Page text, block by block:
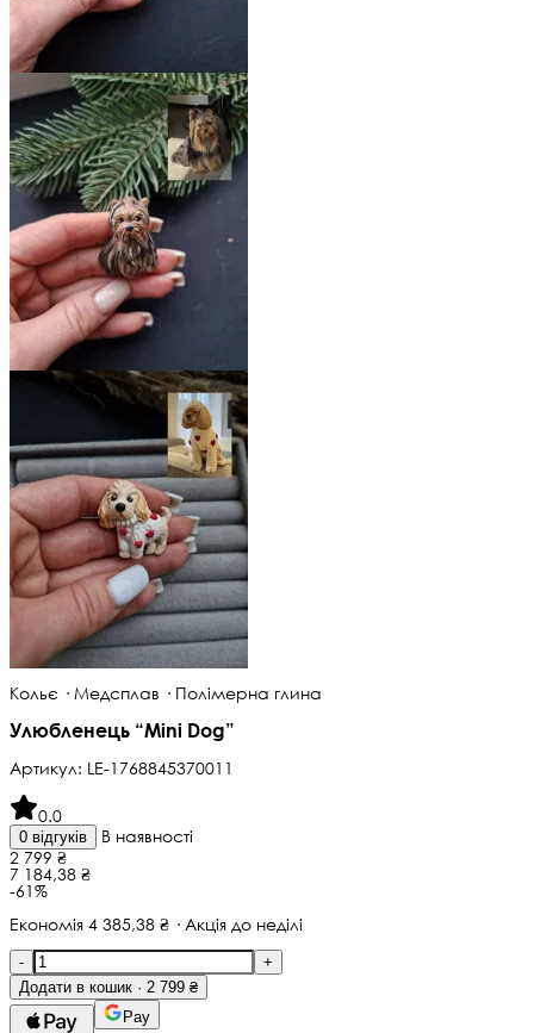
Кольє · Медсплав · Полімерна глина
Улюбленець “Mini Dog”
Артикул: LE-1768845370011
0.0
0 відгуків
В наявності
2 799 ₴
7 184,38 ₴
-61%
Економія 4 385,38 ₴ · Акція до неділі
-
+
Додати в кошик · 2 799 ₴
Pay